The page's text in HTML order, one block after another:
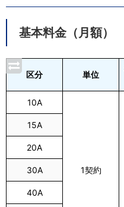
基本料金（月額）
区分 単位
10A
1契約
15A
20A
30A
40A